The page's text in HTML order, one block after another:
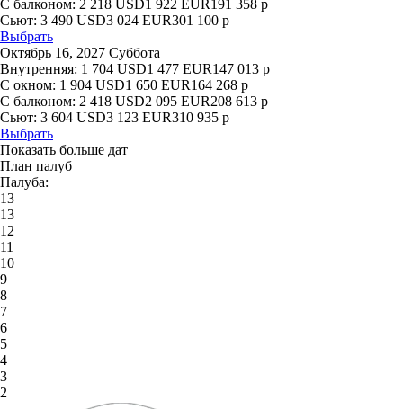
С балконом: 2 218 USD1 922 EUR191 358 р
Сьют: 3 490 USD3 024 EUR301 100 р
Выбрать
Октябрь 16, 2027 Суббота
Внутренняя: 1 704 USD1 477 EUR147 013 р
С окном: 1 904 USD1 650 EUR164 268 р
С балконом: 2 418 USD2 095 EUR208 613 р
Сьют: 3 604 USD3 123 EUR310 935 р
Выбрать
Показать больше дат
План палуб
Палуба:
13
13
12
11
10
9
8
7
6
5
4
3
2